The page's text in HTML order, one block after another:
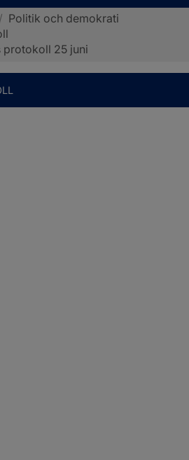
/ Politik och demokrati
protokoll 25 juni